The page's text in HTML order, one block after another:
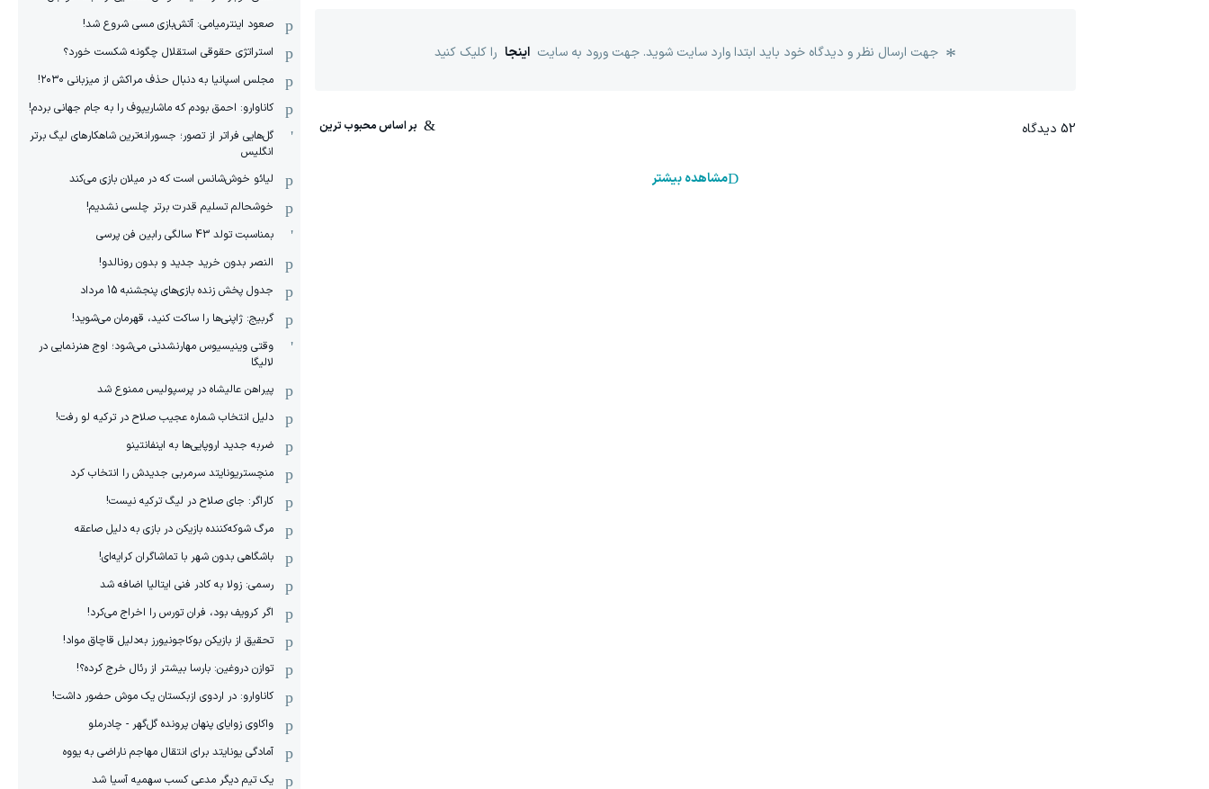
جهت ارسال نظر و دیدگاه خود باید ابتدا وارد سایت شوید. جهت ورود به سایت اینجا را کلیک کنید
52 دیدگاه
مشاهده بیشتر
صعود اینترمیامی: آتش‌بازی مسی شروع شد!
استراتژی حقوقی استقلال چگونه شکست خورد؟
مجلس اسپانیا به دنبال حذف مراکش از میزبانی ۲۰۳۰!
کاناوارو: احمق بودم که ماشاریپوف را به جام جهانی بردم!
گل‌هایی فراتر از تصور؛ جسورانه‌ترین شاهکارهای لیگ برتر
انگلیس
لیائو خوش‌شانس است که در میلان بازی می‌کند
خوشحالم تسلیم قدرت برتر چلسی نشدیم!
بمناسبت تولد 43 سالگی رابین فن پرسی
النصر بدون خرید جدید و بدون رونالدو!
جدول پخش زنده بازی‌های پنجشنبه 15 مرداد
گربیج: ژاپنی‌ها را ساکت کنید، قهرمان می‌شوید!
وقتی وینیسیوس مهارنشدنی می‌شود؛ اوج هنرنمایی در
لالیگا
پیراهن عالیشاه در پرسپولیس ممنوع شد
دلیل انتخاب شماره عجیب صلاح در ترکیه لو رفت!
ضربه جدید اروپایی‌ها به اینفانتینو
منچستریونایتد سرمربی جدیدش را انتخاب کرد
کاراگر: جای صلاح در لیگ ترکیه نیست!
مرگ شوکه‌کننده بازیکن در بازی به دلیل صاعقه
باشگاهی بدون شهر با تماشاگران کرایه‌ای!
رسمی: زولا به کادر فنی ایتالیا اضافه شد
اگر کرویف بود، فران تورس را اخراج می‌کرد!
تحقیق از بازیکن بوکاجونیورز به‌دلیل قاچاق مواد!
توازن دروغین: بارسا بیشتر از رئال خرج کرده؟!
کاناوارو: در اردوی ازبکستان یک موش حضور داشت!
واکاوی زوایای پنهان پرونده گل‌گهر - چادرملو
آمادگی یونایتد برای انتقال مهاجم ناراضی به یووه
یک تیم دیگر مدعی کسب سهمیه آسیا شد